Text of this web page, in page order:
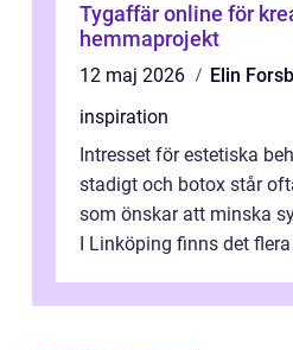
Tygaffär online för
hemmaprojekt
12 maj 2026
Elin
inspiration
Intresset för estetiska
stadigt och botox står
som önskar att minska
I Linköping finns det flera